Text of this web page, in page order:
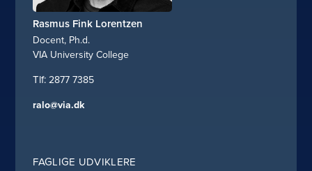
Rasmus Fink Lorentzen
Docent, Ph.d.
VIA University College
2877 7385
ralo@via.dk
FAGLIGE UDVIKLERE